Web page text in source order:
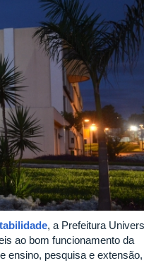
, a Prefeitura
ao bom funcionamento da
ensino, pesquisa e